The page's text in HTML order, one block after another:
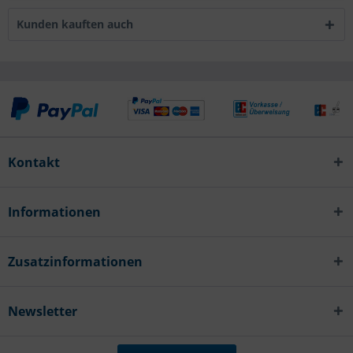
Kunden kauften auch
Kontakt
Informationen
Zusatzinformationen
Newsletter